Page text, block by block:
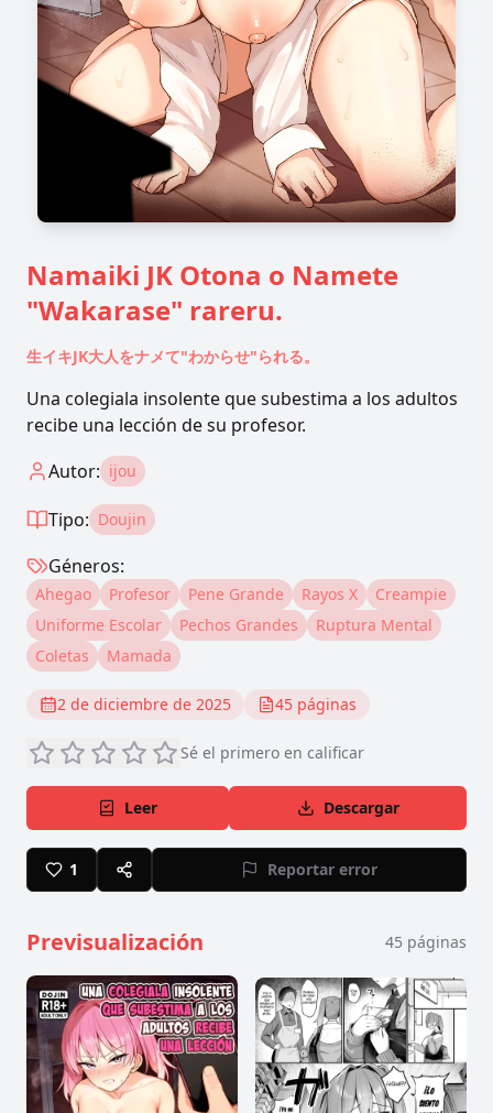
Namaiki JK Otona o Namete
"Wakarase" rareru.
生イキJK大人をナメて"わからせ"られる。
Una colegiala insolente que subestima a los adultos
recibe una lección de su profesor.
Autor: ijou
Tipo: Doujin
Géneros:
Ahegao Profesor Pene Grande Rayos X
Creampie
Uniforme Escolar
Pechos Grandes
Ruptura Mental
Coletas
Mamada
2 de diciembre de 2025 45 páginas
Sé el primero en calificar
Leer Descargar
1 Reportar error
Previsualización 45 páginas